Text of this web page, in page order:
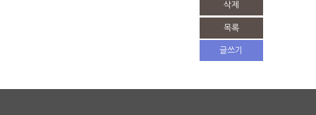
삭제
목록
글쓰기